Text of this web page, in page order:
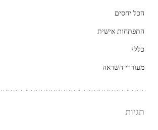
הכל יחסים
התפתחות אישית
כללי
מעוררי השראה
תגיות